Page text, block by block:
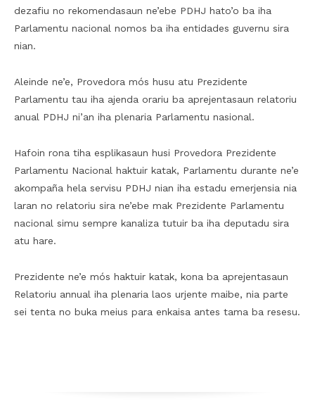
dezafiu no rekomendasaun ne’ebe PDHJ hato’o ba iha
Parlamentu nacional nomos ba iha entidades guvernu sira
nian.
Aleinde ne’e, Provedora mós husu atu Prezidente
Parlamentu tau iha ajenda orariu ba aprejentasaun relatoriu
anual PDHJ ni’an iha plenaria Parlamentu nasional.
Hafoin rona tiha esplikasaun husi Provedora Prezidente
Parlamentu Nacional haktuir katak, Parlamentu durante ne’e
akompaña hela servisu PDHJ nian iha estadu emerjensia nia
laran no relatoriu sira ne’ebe mak Prezidente Parlamentu
nacional simu sempre kanaliza tutuir ba iha deputadu sira
atu hare.
Prezidente ne’e mós haktuir katak, kona ba aprejentasaun
Relatoriu annual iha plenaria laos urjente maibe, nia parte
sei tenta no buka meius para enkaisa antes tama ba resesu.